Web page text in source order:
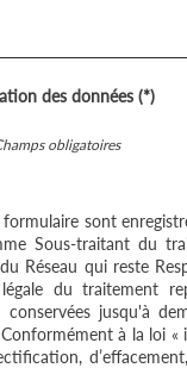
des données (*)
obligatoires
sont
Sous-traitant du
Réseau qui reste
légale du traitement
jusqu'à
à la loi